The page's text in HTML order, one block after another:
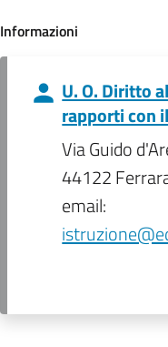
Informazioni
U. O. Diritto
rapporti con
Via Guido
44122
email: